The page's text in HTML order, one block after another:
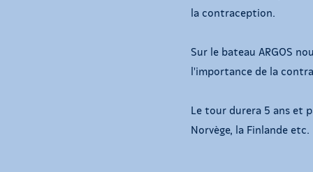
la contraception.
Sur le bateau ARGOS
l'importance de la
Le tour durera 5 ans et
Norvège, la Finlande etc.